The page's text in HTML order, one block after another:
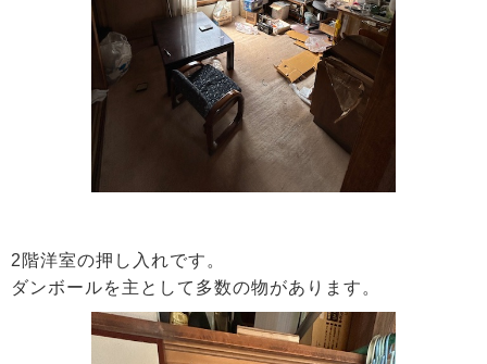
2階洋室の押し入れです。
ダンボールを主として多数の物があります。